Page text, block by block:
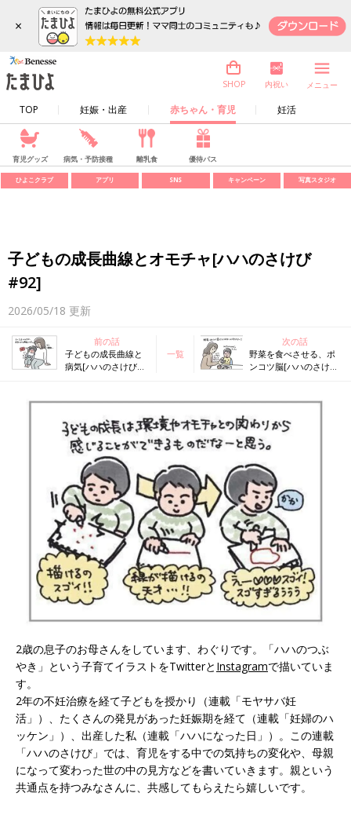
×
TOP 妊娠・出産 赤ちゃん・育児 妊活
SHOP 内祝い メニュー
育児グッズ 病気・予防接種 離乳食 優待パス
ひよこクラブ アプリ SNS キャンペーン 写真スタジオ
子どもの成長曲線とオモチャ[ハハのさけび
#92]
2026/05/18 更新
前の話
子どもの成長曲線と
病気[ハハのさけび
一覧
次の話
野菜を食べさせる、ポ
ンコツ脳[ハハのさけび
2歳の息子のお母さんをしています、わぐりです。「ハハのつぶ
やき」という子育てイラストをTwitterと Instagramで描いていま
す。
2年の不妊治療を経て子どもを授かり（連載「モヤサバ妊
活」）、たくさんの発見があった妊娠期を経て（連載「妊婦のハ
ッケン」）、出産した私（連載「ハハになった日」）。この連載
「ハハのさけび」では、育児をする中での気持ちの変化や、母親
になって変わった世の中の見方などを書いていきます。親という
共通点を持つみなさんに、共感してもらえたら嬉しいです。